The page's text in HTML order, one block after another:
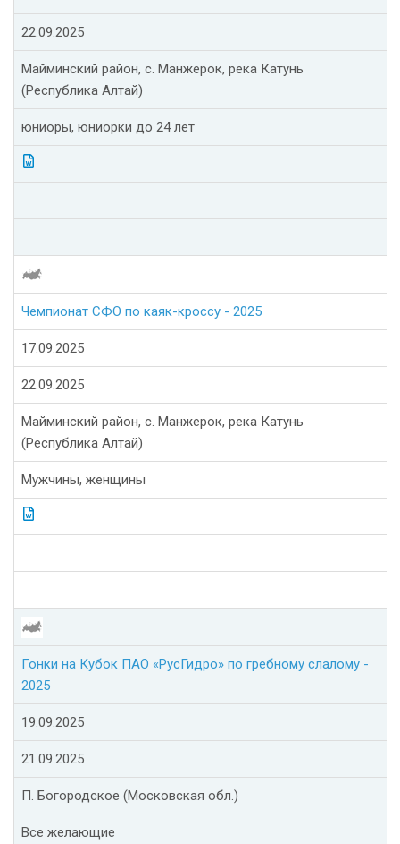
22.09.2025
Майминский район, с. Манжерок, река Катунь
(Республика Алтай)
юниоры, юниорки до 24 лет
Чемпионат СФО по каяк-кроссу - 2025
17.09.2025
22.09.2025
Майминский район, с. Манжерок, река Катунь
(Республика Алтай)
Мужчины, женщины
Гонки на Кубок ПАО «РусГидро» по гребному слалому -
2025
19.09.2025
21.09.2025
П. Богородское (Московская обл.)
Все желающие